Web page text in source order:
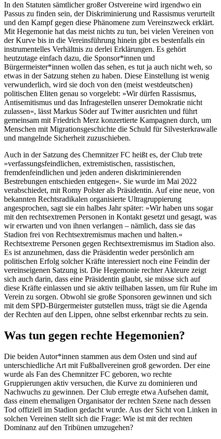
In den Statuten sämtlicher großer Ostvereine wird irgendwo ein
Passus zu finden sein, der Diskriminierung und Rassismus verurteilt
und den Kampf gegen diese Phänomene zum Vereinszweck erklärt.
Mit Hegemonie hat das meist nichts zu tun, bei vielen Vereinen von
der Kurve bis in die Vereinsführung hinein gibt es bestenfalls ein
instrumentelles Verhältnis zu derlei Erklärungen. Es gehört
heutzutage einfach dazu, die Sponsor*innen und
Bürgermeister*innen wollen das sehen, es tut ja auch nicht weh, so
etwas in der Satzung stehen zu haben. Diese Einstellung ist wenig
verwunderlich, wird sie doch von den (meist westdeutschen)
politischen Eliten genau so vorgelebt: »Wir dürfen Rassismus,
Antisemitismus und das Infragestellen unserer Demokratie nicht
zulassen«, lässt Markus Söder auf Twitter ausrichten und führt
gemeinsam mit Friedrich Merz konzertierte Kampagnen durch, um
Menschen mit Migrationsgeschichte die Schuld für Silvesterkrawalle
und mangelnde Sicherheit zuzuschieben.
Auch in der Satzung des Chemnitzer FC heißt es, der Club trete
»verfassungsfeindlichen, extremistischen, rassistischen,
fremdenfeindlichen und jeden anderen diskriminierenden
Bestrebungen entschieden entgegen«. Sie wurde im Mai 2022
verabschiedet, mit Romy Polster als Präsidentin. Auf eine neue, von
bekannten Rechtsradikalen organisierte Ultragruppierung
angesprochen, sagt sie ein halbes Jahr später: »Wir haben uns sogar
mit den rechtsextremen Personen in Kontakt gesetzt und gesagt, was
wir erwarten und von ihnen verlangen – nämlich, dass sie das
Stadion frei von Rechtsextremismus machen und halten.«
Rechtsextreme Personen gegen Rechtsextremismus im Stadion also.
Es ist anzunehmen, dass die Präsidentin weder persönlich am
politischen Erfolg solcher Kräfte interessiert noch eine Feindin der
vereinseigenen Satzung ist. Die Hegemonie rechter Akteure zeigt
sich auch darin, dass eine Präsidentin glaubt, sie müsse sich auf
diese Kräfte einlassen und sie aktiv teilhaben lassen, um für Ruhe im
Verein zu sorgen. Obwohl sie große Sponsoren gewinnen und sich
mit dem SPD-Bürgermeister gutstellen muss, trägt sie die Agenda
der Rechten auf den Lippen, ohne selbst erkennbar rechts zu sein.
Was tun gegen rechte Hegemonien?
Die beiden Autor*innen stammen aus dem Osten und sind auf
unterschiedliche Art mit Fußballvereinen groß geworden. Der eine
wurde als Fan des Chemnitzer FC geboren, wo rechte
Gruppierungen aktiv versuchen, die Kurve zu dominieren und
Nachwuchs zu gewinnen. Der Club erregte etwa Aufsehen damit,
dass einem ehemaligen Organisator der rechten Szene nach dessen
Tod offiziell im Stadion gedacht wurde. Aus der Sicht von Linken in
solchen Vereinen stellt sich die Frage: Wie ist mit der rechten
Dominanz auf den Tribünen umzugehen?